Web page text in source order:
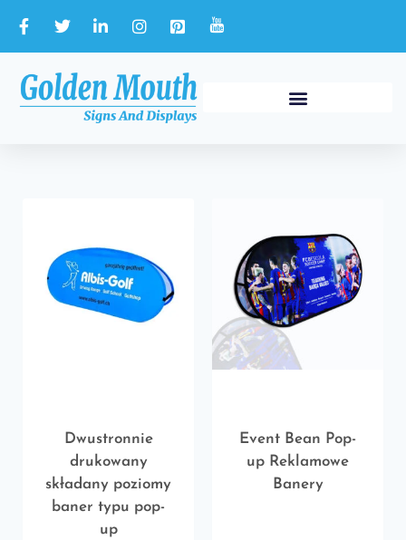
Dwustronnie
drukowany
składany poziomy
baner typu pop-
up
Event Bean Pop-
up Reklamowe
Banery